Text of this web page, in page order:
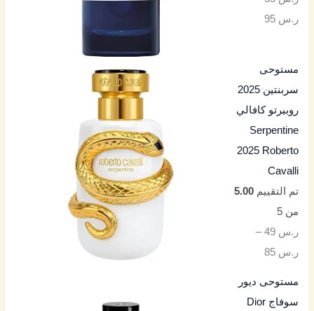
ر.س 95
مستوحى
سربنتين 2025
روبيرتو كافالي
Serpentine
2025 Roberto
Cavalli
تم التقييم5.00
من 5
ر.س 49
–
ر.س 85
مستوحى ديور
سوفاج Dior